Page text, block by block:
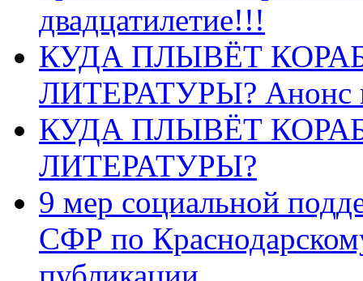
двадцатилетие!!!
КУДА ПЛЫВЁТ
ЛИТЕРАТУРЫ? Анонс
КУДА ПЛЫВЁТ
ЛИТЕРАТУРЫ?
9 мер социальной
СФР по